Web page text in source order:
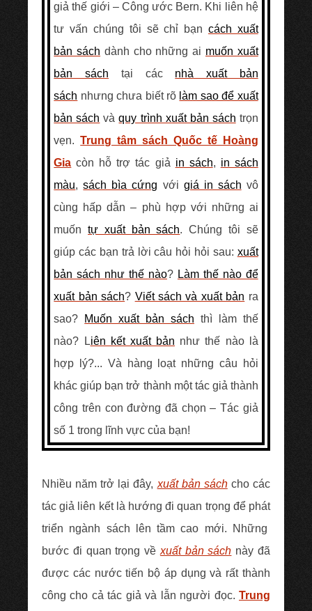
giả thế giới – Công ước Bern. Khi liên hệ
tư vấn chúng tôi sẽ chỉ bạn cách xuất
bản sách dành cho những ai muốn xuất
bản sách
tại các
nhà xuất bản
sách nhưng chưa biết rõ làm sao để xuất
bản sách và quy trình xuất bản sách trọn
vẹn. Trung tâm sách Quốc tế Hoàng
Gia còn hỗ trợ tác giả in sách, in sách
màu, sách bìa cứng với giá in sách vô
cùng hấp dẫn – phù hợp với những ai
muốn tự xuất bản sách. Chúng tôi sẽ
giúp các bạn trả lời câu hỏi hỏi sau: xuất
bản sách như thế nào? Làm thế nào để
xuất bản sách? Viết sách và xuất bản ra
sao?
Muốn xuất bản sách thì làm thế
nào?
Liên kết xuất bản như thế nào là
hợp lý?... Và hàng loạt những câu hỏi
khác giúp bạn trở thành một tác giả thành
công trên con đường đã chọn – Tác giả
số 1 trong lĩnh vực của bạn!
Nhiều năm trở lại đây,xuất bản sáchcho các
tác giả liên kết là hướng đi quan trọng để phát
triển ngành sách lên tầm cao mới. Những
bước đi quan trọng vềxuất bản sách này đã
được các nước tiến bộ áp dụng và rất thành
công cho cả tác giả và lẫn người đọc. Trung